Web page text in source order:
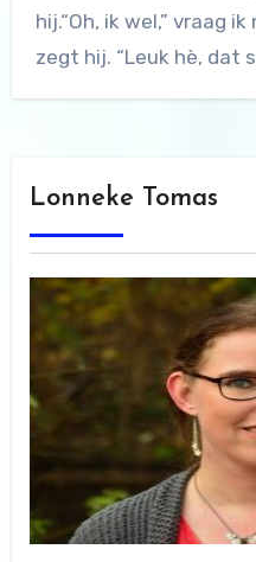
hij.“Oh, ik wel,” vraag
zegt hij. “Leuk hè, dat
Lonneke Tomas